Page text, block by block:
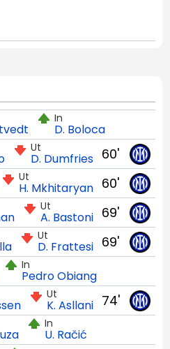
In
D. Boloca
60'
Ut
D. Dumfries
60'
Ut
H. Mkhitaryan
69'
Ut
A. Bastoni
69'
Ut
D. Frattesi
In
Pedro Obiang
74'
Ut
K. Asllani
In
U. Račić